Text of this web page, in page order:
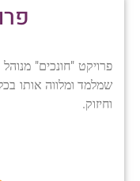
פרויקט "חונכים"
שמלמד ומלווה אותו
וחיזוק.